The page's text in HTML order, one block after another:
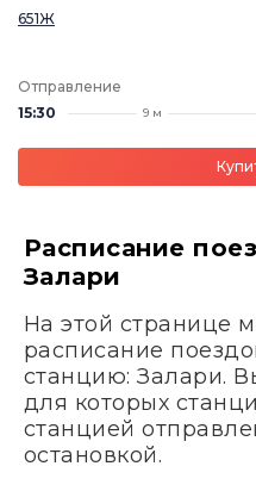
651Ж
Отправление
15:30
9 м
Расписание
Залари
На этой странице
расписание
станцию: Залари.
для которых
станцией
остановкой.